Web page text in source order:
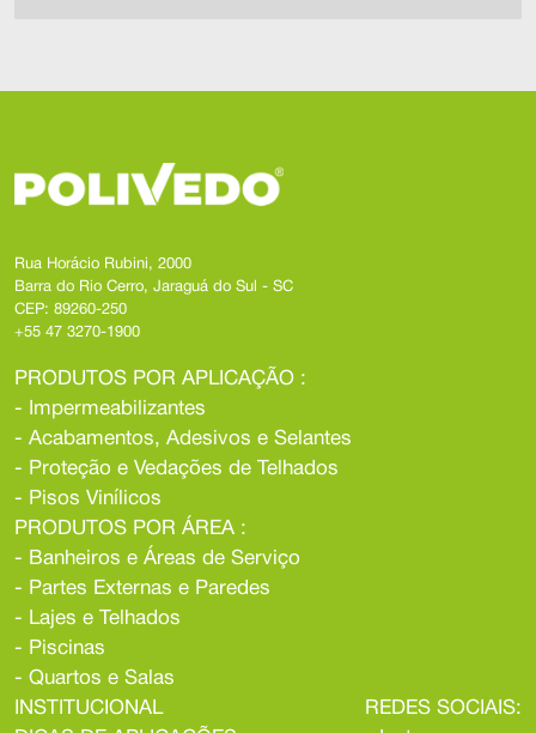
Rua Horácio Rubini, 2000
Barra do Rio Cerro, Jaraguá do Sul - SC
CEP: 89260-250
+55 47 3270-1900
PRODUTOS POR APLICAÇÃO :
- Impermeabilizantes
- Acabamentos, Adesivos e Selantes
- Proteção e Vedações de Telhados
- Pisos Vinílicos
PRODUTOS POR ÁREA :
- Banheiros e Áreas de Serviço
- Partes Externas e Paredes
- Lajes e Telhados
- Piscinas
- Quartos e Salas
INSTITUCIONAL
REDES SOCIAIS: